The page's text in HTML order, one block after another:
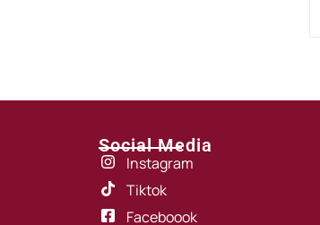
Social Media
Instagram
Tiktok
Faceboook